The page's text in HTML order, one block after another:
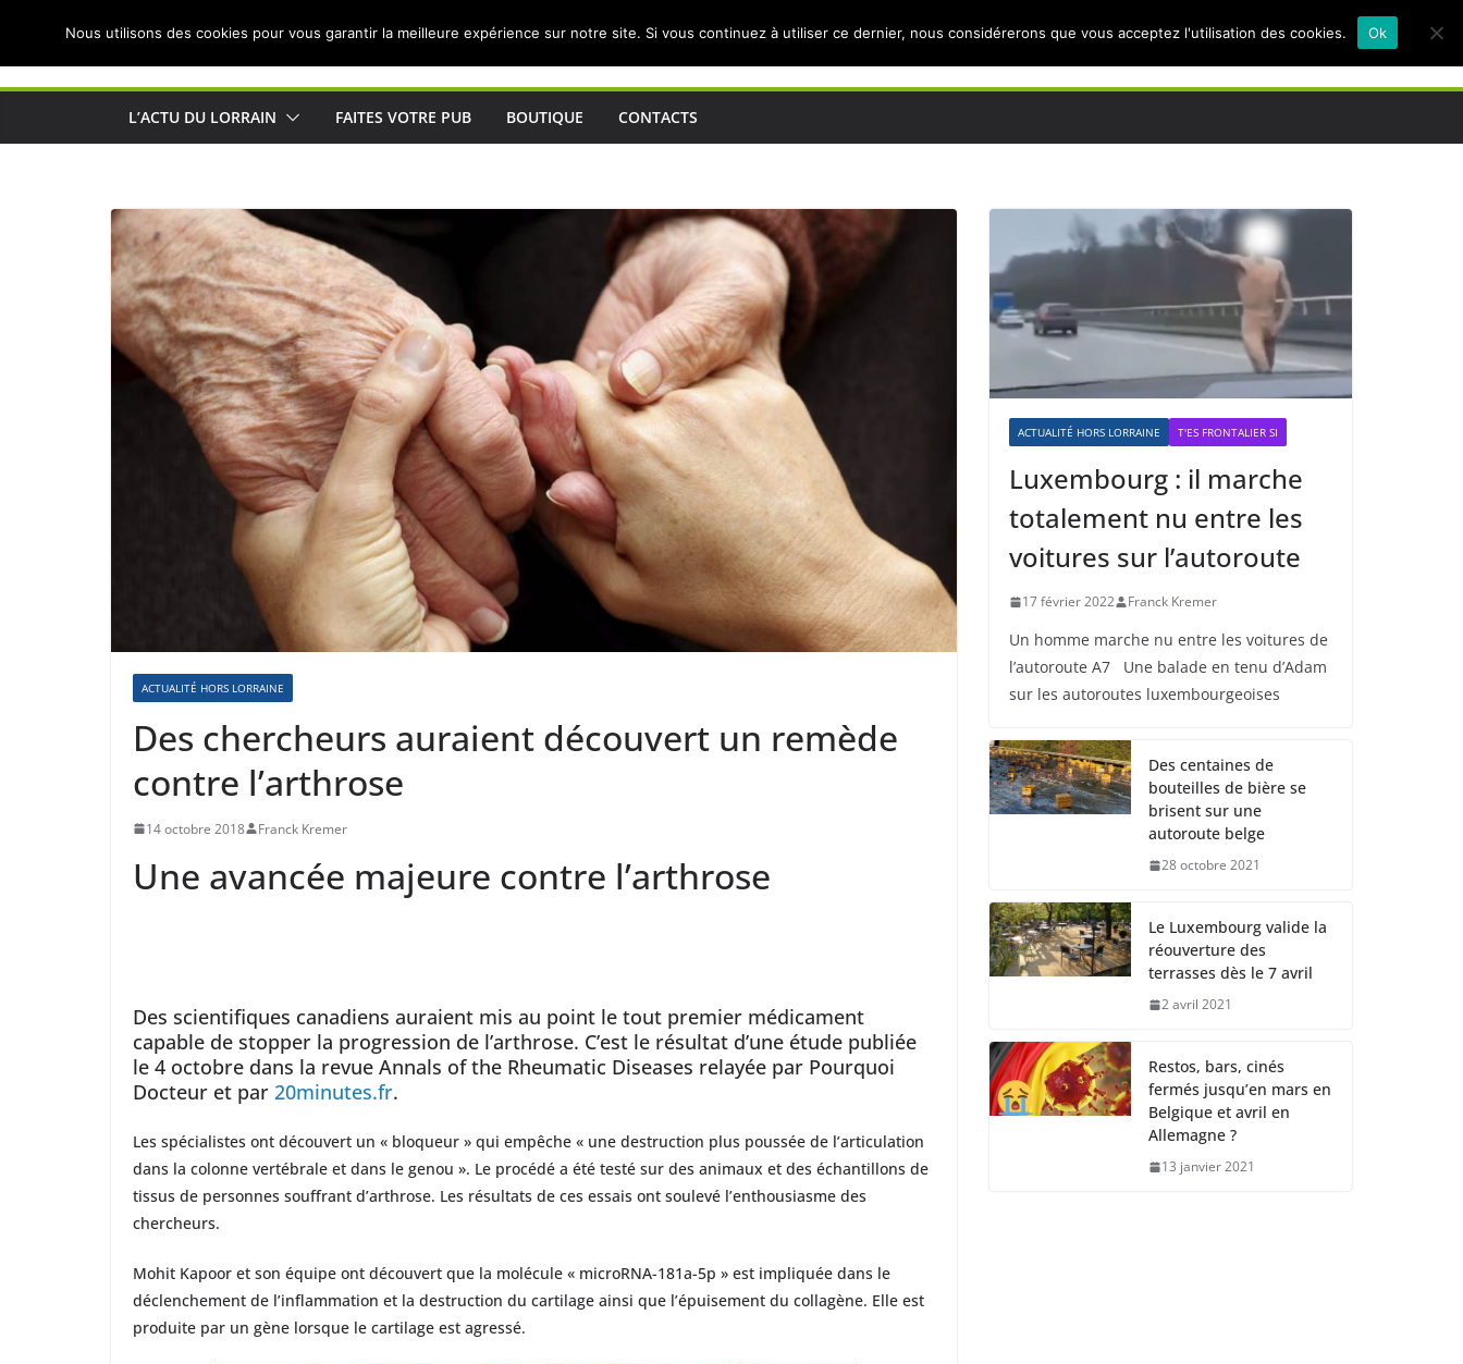
Actualités de Lorraine pour les Lorrains
L’ACTU DU LORRAIN FAITES VOTRE PUB BOUTIQUE CONTACTS
ACTUALITÉ HORS LORRAINE
Des chercheurs auraient découvert un remède
contre l’arthrose
14 octobre 2018 Franck Kremer
Une avancée majeure contre l’arthrose
Des scientifiques canadiens auraient mis au point le tout premier médicament
capable de stopper la progression de l’arthrose. C’est le résultat d’une étude publiée
le 4 octobre dans la revue Annals of the Rheumatic Diseases relayée par Pourquoi
Docteur et par 20minutes.fr.
Les spécialistes ont découvert un « bloqueur » qui empêche « une destruction plus poussée de l’articulation
dans la colonne vertébrale et dans le genou ». Le procédé a été testé sur des animaux et des échantillons de
tissus de personnes souffrant d’arthrose. Les résultats de ces essais ont soulevé l’enthousiasme des
chercheurs.
Mohit Kapoor et son équipe ont découvert que la molécule « microRNA-181a-5p » est impliquée dans le
déclenchement de l’inflammation et la destruction du cartilage ainsi que l’épuisement du collagène. Elle est
produite par un gène lorsque le cartilage est agressé.
ACTUALITÉ HORS LORRAINE T'ES FRONTALIER SI
Luxembourg : il marche
totalement nu entre les
voitures sur l’autoroute
17 février 2022 Franck Kremer
Un homme marche nu entre les voitures de
l’autoroute A7 Une balade en tenu d’Adam
sur les autoroutes luxembourgeoises
Des centaines de
bouteilles de bière se
brisent sur une
autoroute belge
28 octobre 2021
Le Luxembourg valide la
réouverture des
terrasses dès le 7 avril
2 avril 2021
Restos, bars, cinés
fermés jusqu’en mars en
Belgique et avril en
Allemagne ?
13 janvier 2021
Nous utilisons des cookies pour vous garantir la meilleure expérience sur notre site. Si vous continuez à utiliser ce dernier, nous considérerons que vous acceptez l'utilisation des cookies. Ok